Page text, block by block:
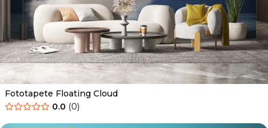
Fototapete Floating Cloud
0.0 (0)
Ab 34.90 € 19.90